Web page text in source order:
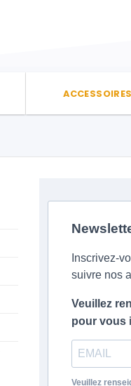
ACCESSOIRES
Inscrivez-
suivre nos
Veuillez
pour vous
Veuillez